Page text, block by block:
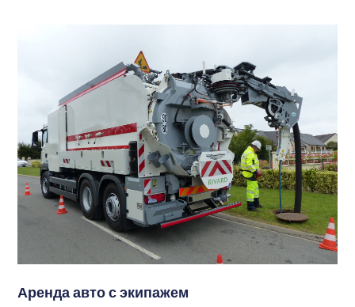
Аренда авто с экипажем